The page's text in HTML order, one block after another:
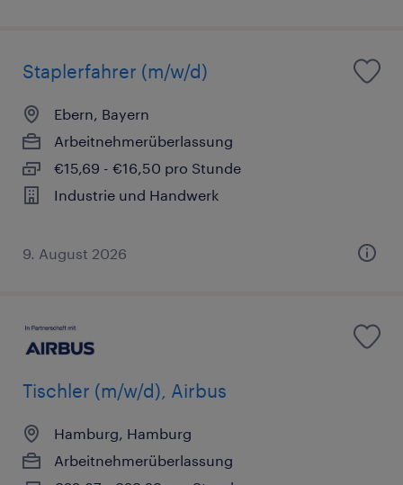
Staplerfahrer (m/w/d)
Ebern, Bayern
Arbeitnehmerüberlassung
€15,69 - €16,50 pro Stunde
Industrie und Handwerk
9. August 2026
Tischler (m/w/d), Airbus
Hamburg, Hamburg
Arbeitnehmerüberlassung